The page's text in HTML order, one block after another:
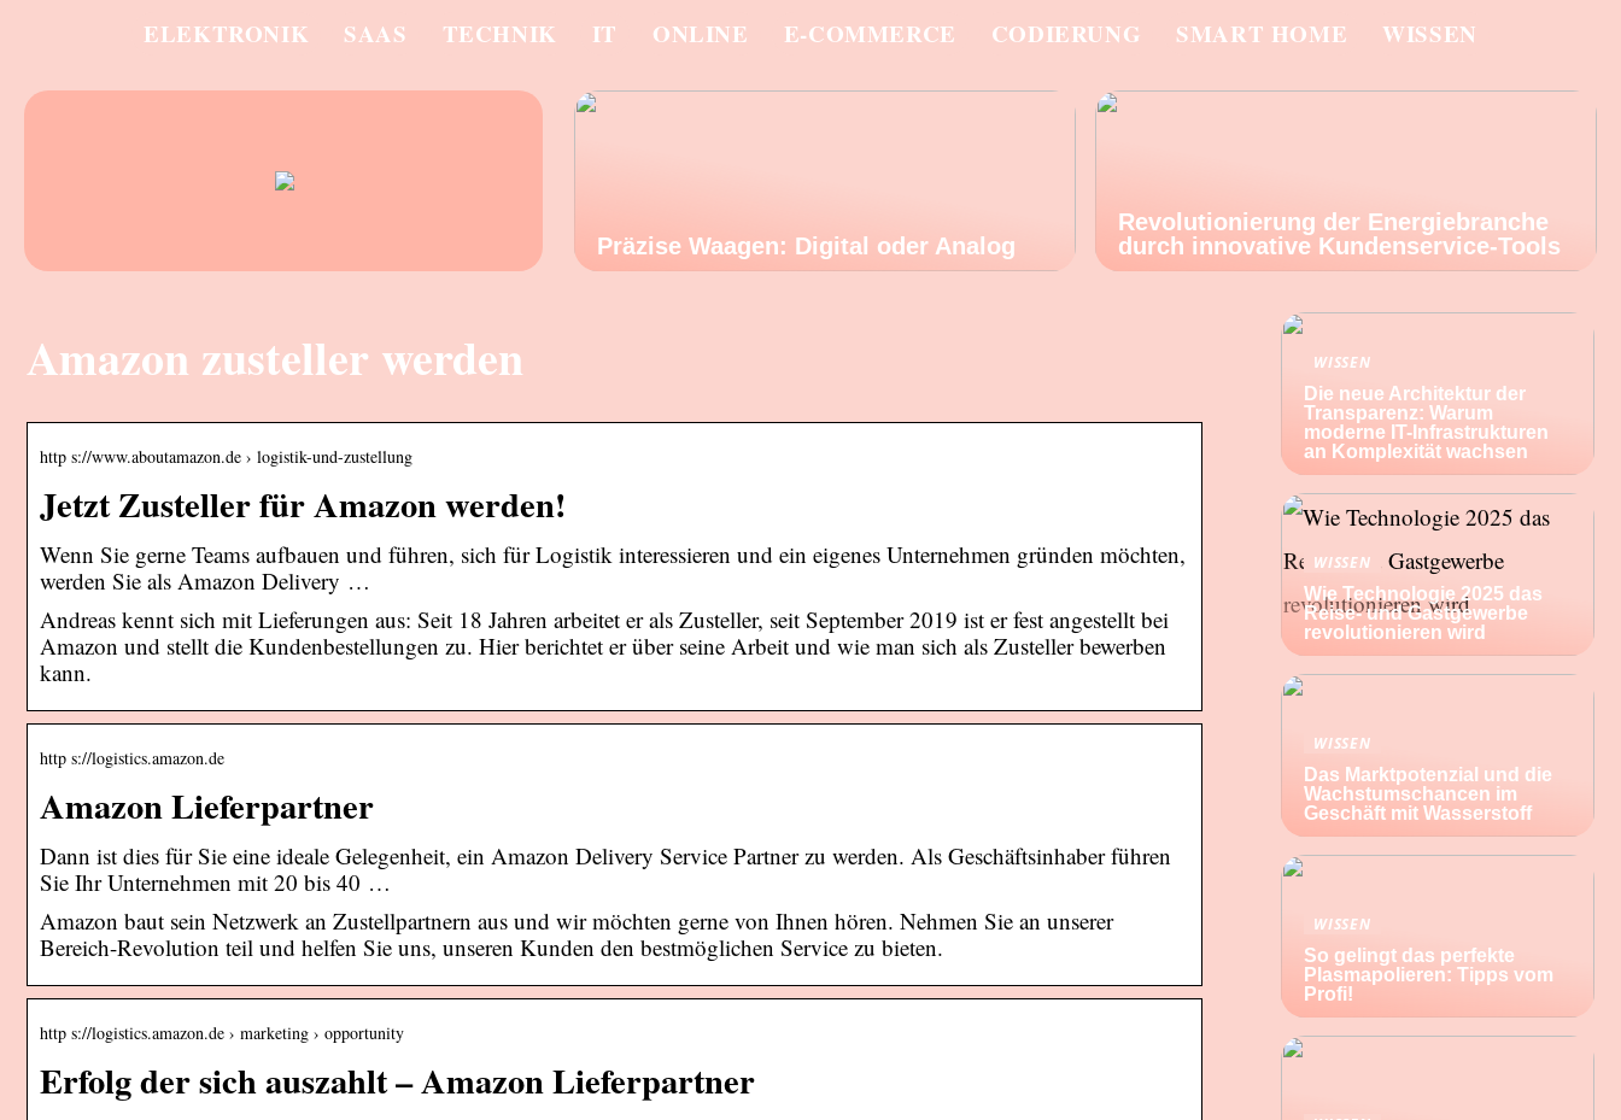
ELEKTRONIK SAAS TECHNIK IT ONLINE E-COMMERCE CODIERUNG SMART HOME WISSEN
Präzise Waagen: Digital oder Analog
Revolutionierung der Energiebranche
durch innovative Kundenservice-Tools
Amazon zusteller werden
http s://www.aboutamazon.de › logistik-und-zustellung
Jetzt Zusteller für Amazon werden!
Wenn Sie gerne Teams aufbauen und führen, sich für Logistik interessieren und ein eigenes Unternehmen gründen möchten,
werden Sie als Amazon Delivery …
Andreas kennt sich mit Lieferungen aus: Seit 18 Jahren arbeitet er als Zusteller, seit September 2019 ist er fest angestellt bei
Amazon und stellt die Kundenbestellungen zu. Hier berichtet er über seine Arbeit und wie man sich als Zusteller bewerben
kann.
http s://logistics.amazon.de
Amazon Lieferpartner
Dann ist dies für Sie eine ideale Gelegenheit, ein Amazon Delivery Service Partner zu werden. Als Geschäftsinhaber führen
Sie Ihr Unternehmen mit 20 bis 40 …
Amazon baut sein Netzwerk an Zustellpartnern aus und wir möchten gerne von Ihnen hören. Nehmen Sie an unserer
Bereich-Revolution teil und helfen Sie uns, unseren Kunden den bestmöglichen Service zu bieten.
http s://logistics.amazon.de › marketing › opportunity
Erfolg der sich auszahlt – Amazon Lieferpartner
WISSEN
Die neue Architektur der
Transparenz: Warum
moderne IT-Infrastrukturen
an Komplexität wachsen
WISSEN
Wie Technologie 2025 das
Reise- und Gastgewerbe
revolutionieren wird
WISSEN
Das Marktpotenzial und die
Wachstumschancen im
Geschäft mit Wasserstoff
WISSEN
So gelingt das perfekte
Plasmapolieren: Tipps vom
Profi!